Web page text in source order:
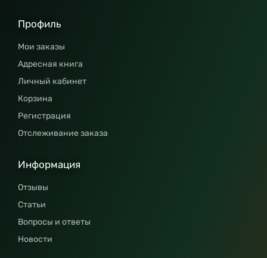
Профиль
Мои заказы
Адресная книга
Личный кабинет
Корзина
Регистрация
Отслеживание заказа
Информация
Отзывы
Статьи
Вопросы и ответы
Новости